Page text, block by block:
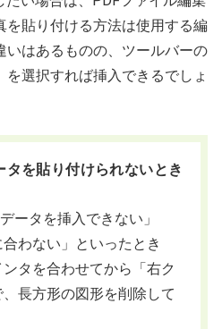
を貼り付ける方法は使用する編
いはあるものの、ツールバーの
を選択すれば挿入できるでしょ
タを貼り付けられないとき
ータを挿入できない」
合わない」といったとき
タを合わせてから「右ク
長方形の図形を削除して